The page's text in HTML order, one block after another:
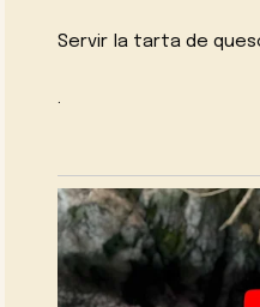
Servir la tarta de
.